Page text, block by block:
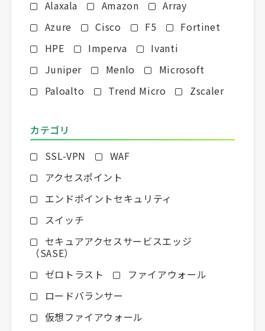
Alaxala
Amazon
Array
Azure
Cisco F5
Fortinet
HPE
Imperva
Ivanti
Juniper
Menlo
Microsoft
Paloalto
Trend Micro Zscaler
カテゴリ
SSL-VPN
WAF
アクセスポイント
エンドポイントセキュリティ
スイッチ
セキュアアクセスサービスエッジ
（SASE）
ゼロトラスト
ファイアウォール
ロードバランサー
仮想ファイアウォール